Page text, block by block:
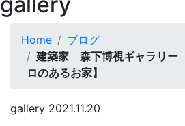
Home
ブログ
建築家 森下博視ギャラリー
ロのあるお家】
gallery 2021.11.20